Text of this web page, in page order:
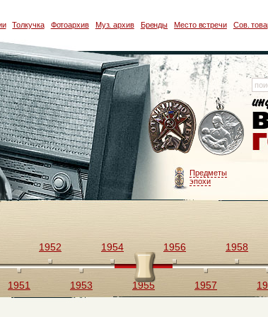
Толкучка Фотоархив Муз. архив Бренды Место встречи Сов.
Предметы
эпохи
1951
1952
1953
1954
1955
1956
1957
1958